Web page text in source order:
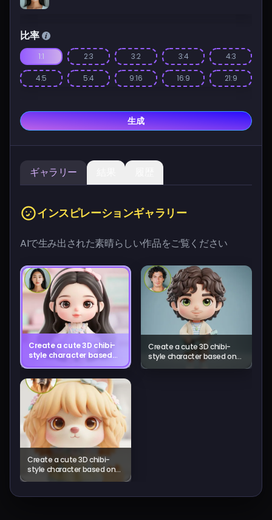
比率
1:1 2:3 3:2 3:4 4:3
4:5 5:4 9:16 16:9 21:9
生成
ギャラリー
インスピレーションギャラリー
AIで生み出された素晴らしい作品をご覧ください
Create a cute 3D chibi-
style character based
on the input subject.
the character’s gender
features (such as
hairstyle, body shape,
and soft facial
structure) while
transforming them into
a pastel-colored, toy-
like 3D doll. Large
glossy eyes, smooth
plastic-like skin,
rounded face, and
Create a cute 3D chibi-
style character based on
Create a cute 3D chibi-
style character based on
character’s gender